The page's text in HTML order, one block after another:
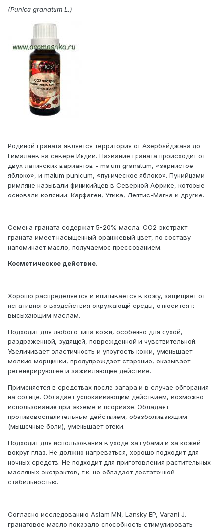
(Punica granatum L.)
Родиной граната является территория от Азербайджана до
Гималаев на севере Индии. Название граната происходит от
двух латинских вариантов - malum granatum, «зернистое
яблоко», и malum punicum, «пуническое яблоко». Пунийцами
римляне называли финикийцев в Северной Африке, которые
основали колонии: Карфаген, Утика, Лептис-Магна и другие.
Семена граната содержат 5-20% масла. СО2 экстракт
граната имеет насыщенный оранжевый цвет, по составу
напоминает масло, получаемое прессованием.
Косметическое действие.
Хорошо распределяется и впитывается в кожу, защищает от
негативного воздействия окружающй среды, относится к
высыхающим маслам.
Подходит для любого типа кожи, особенно для сухой,
раздраженной, зудящей, поврежденной и чувствительной.
Увеличивает эластичность и упругость кожи, уменьшает
мелкие морщинки, предупреждает старение, оказывает
регенерирующее и заживляющее действие.
Применяется в средствах после загара и в случае обгорания
на солнце. Обладает успокаивающим действием, возможно
использование при экземе и псориазе. Обладает
противовоспалительным действием, обезболивающим
(мышечные боли), уменьшает отеки.
Подходит для использования в уходе за губами и за кожей
вокруг глаз. Не должно нагреваться, хорошо подходит для
ночных средств. Не подходит для приготовления растительных
масляных экстрактов, т.к. не обладает достаточной
стабильностью.
Согласно исследованию Aslam MN, Lansky EP, Varani J.
гранатовое масло показало способность стимулировать